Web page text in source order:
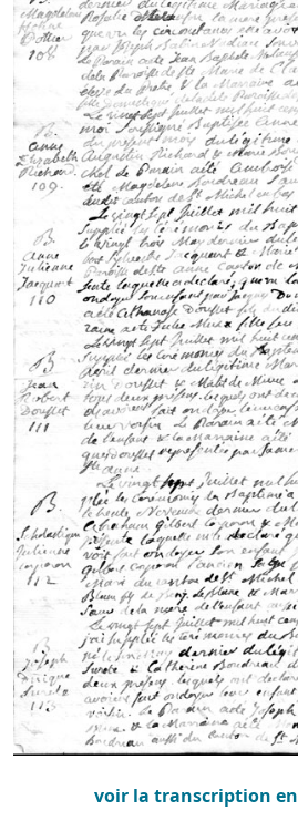
voir la transcription